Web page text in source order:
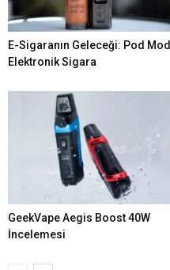
E-Sigaranın Geleceği: Pod Mod
Elektronik Sigara
GeekVape Aegis Boost 40W
İncelemesi